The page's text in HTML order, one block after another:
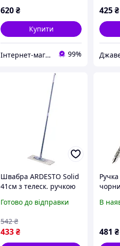
620₴
Купити
Інтернет-магазин "Портал+" 99%
425₴
Швабра ARDESTO Solid
41см з телеск. ручкою
насадкою, синій
Готово до відправки
433₴
542 ₴
В
481 ₴